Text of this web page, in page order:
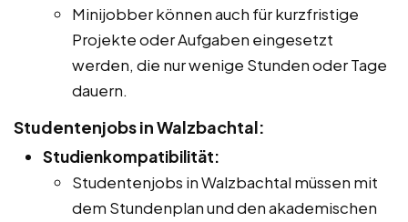
Minijobber können auch für kurzfristige
Projekte oder Aufgaben eingesetzt
werden, die nur wenige Stunden oder Tage
dauern.
Studentenjobs in Walzbachtal:
Studienkompatibilität:
Studentenjobs in Walzbachtal müssen mit
dem Stundenplan und den akademischen